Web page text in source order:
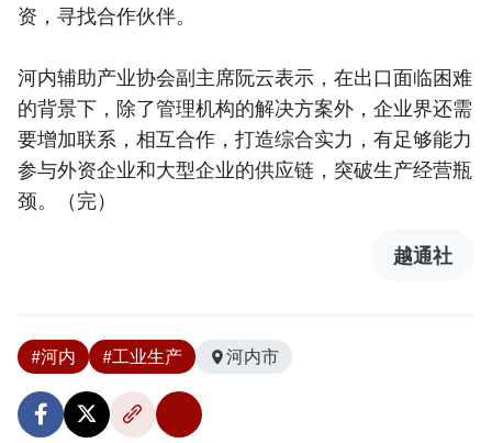
资，寻找合作伙伴。
河内辅助产业协会副主席阮云表示，在出口面临困难
的背景下，除了管理机构的解决方案外，企业界还需
要增加联系，相互合作，打造综合实力，有足够能力
参与外资企业和大型企业的供应链，突破生产经营瓶
颈。（完）
越通社
#河内 #工业生产 河内市